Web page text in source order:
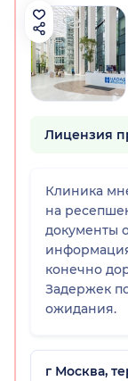
Лицензия
Клиника
на
документы
конечно
Задержек
ожидания.
г Москва,